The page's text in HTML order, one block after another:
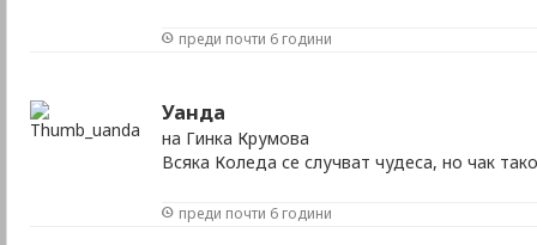
преди почти 6 години
Уанда
на Гинка Крумова
Всяка Коледа се случват чудеса, но чак
преди почти 6 години